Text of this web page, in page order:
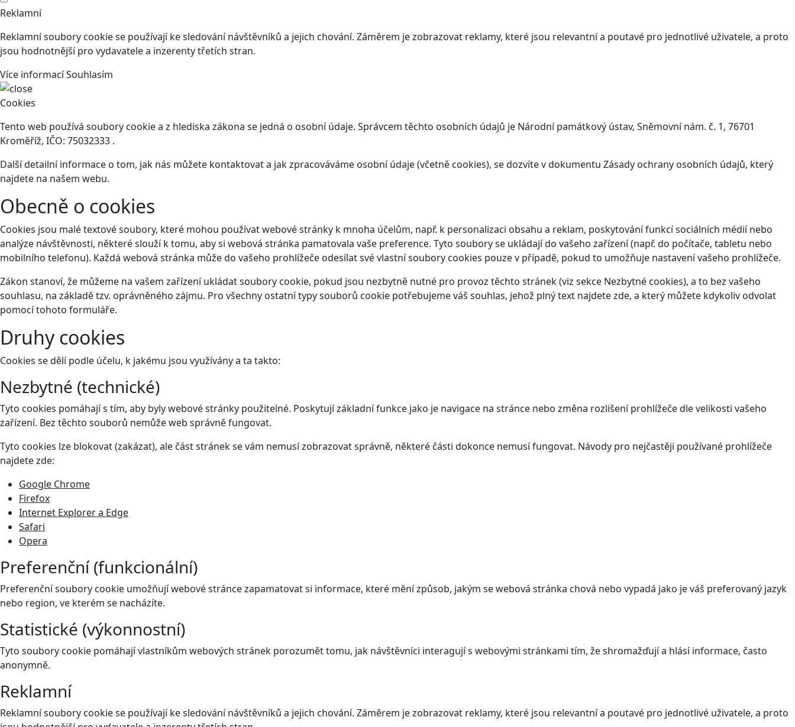
Reklamní
Reklamní soubory cookie se používají ke sledování návštěvníků a jejich chování. Záměrem je zobrazovat reklamy, které jsou relevantní a poutavé pro jednotlivé uživatele, a proto
jsou hodnotnější pro vydavatele a inzerenty třetích stran.
Více informacíSouhlasím
Cookies
Tento web používá soubory cookie a z hlediska zákona se jedná o osobní údaje. Správcem těchto osobních údajů je Národní památkový ústav, Sněmovní nám. č. 1, 76701
Kroměříž, IČO: 75032333 .
Další detailní informace o tom, jak nás můžete kontaktovat a jak zpracováváme osobní údaje (včetně cookies), se dozvíte v dokumentu Zásady ochrany osobních údajů, který
najdete na našem webu.
Obecně o cookies
Cookies jsou malé textové soubory, které mohou používat webové stránky k mnoha účelům, např. k personalizaci obsahu a reklam, poskytování funkcí sociálních médií nebo
analýze návštěvnosti, některé slouží k tomu, aby si webová stránka pamatovala vaše preference. Tyto soubory se ukládají do vašeho zařízení (např. do počítače, tabletu nebo
mobilního telefonu). Každá webová stránka může do vašeho prohlížeče odesílat své vlastní soubory cookies pouze v případě, pokud to umožňuje nastavení vašeho prohlížeče.
Zákon stanoví, že můžeme na vašem zařízení ukládat soubory cookie, pokud jsou nezbytně nutné pro provoz těchto stránek (viz sekce Nezbytné cookies), a to bez vašeho
souhlasu, na základě tzv. oprávněného zájmu. Pro všechny ostatní typy souborů cookie potřebujeme váš souhlas, jehož plný text najdetezde, a který můžete kdykoliv odvolat
pomocí tohoto formuláře.
Druhy cookies
Cookies se dělí podle účelu, k jakému jsou využívány a ta takto:
Nezbytné (technické)
Tyto cookies pomáhají s tím, aby byly webové stránky použitelné. Poskytují základní funkce jako je navigace na stránce nebo změna rozlišení prohlížeče dle velikosti vašeho
zařízení. Bez těchto souborů nemůže web správně fungovat.
Tyto cookies lze blokovat (zakázat), ale část stránek se vám nemusí zobrazovat správně, některé části dokonce nemusí fungovat. Návody pro nejčastěji používané prohlížeče
najdete zde:
Google Chrome
Firefox
Internet Explorer a Edge
Safari
Opera
Preferenční (funkcionální)
Preferenční soubory cookie umožňují webové stránce zapamatovat si informace, které mění způsob, jakým se webová stránka chová nebo vypadá jako je váš preferovaný jazyk
nebo region, ve kterém se nacházíte.
Statistické (výkonnostní)
Tyto soubory cookie pomáhají vlastníkům webových stránek porozumět tomu, jak návštěvníci interagují s webovými stránkami tím, že shromažďují a hlásí informace, často
anonymně.
Reklamní
Reklamní soubory cookie se používají ke sledování návštěvníků a jejich chování. Záměrem je zobrazovat reklamy, které jsou relevantní a poutavé pro jednotlivé uživatele, a proto